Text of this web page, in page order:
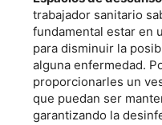
trabajador sanitario
fundamental estar en
para disminuir la
alguna enfermedad.
proporcionarles un
que puedan ser
garantizando la